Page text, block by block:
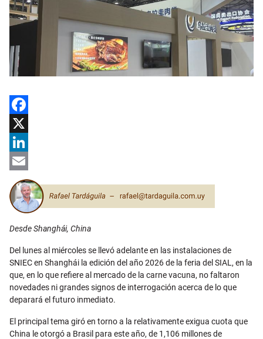
Facebook
X
LinkedIn
Email
Desde Shanghái, China
Del lunes al miércoles se llevó adelante en las instalaciones de
SNIEC en Shanghái la edición del año 2026 de la feria del SIAL, en la
que, en lo que refiere al mercado de la carne vacuna, no faltaron
novedades ni grandes signos de interrogación acerca de lo que
deparará el futuro inmediato.
El principal tema giró en torno a la relativamente exigua cuota que
China le otorgó a Brasil para este año, de 1,106 millones de